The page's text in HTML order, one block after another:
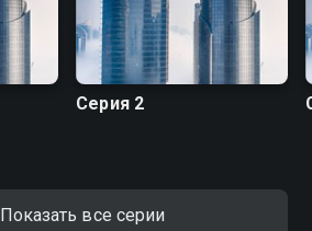
Серия 2
Показать все серии